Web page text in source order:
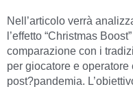
Nell’articolo verrà
l’effetto “Christmas
comparazione con i
per giocatore e
post?pandemia.